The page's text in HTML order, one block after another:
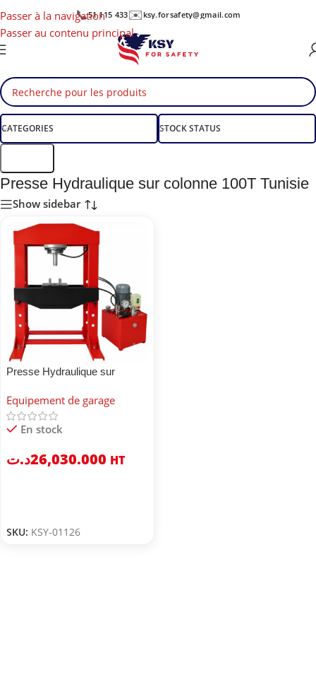
Passer à la navigation
Passer au contenu principal
📞51 115 433✉️ ksy.forsafety@gmail.com
CATEGORIES STOCK STATUS
Presse Hydraulique sur colonne 100T Tunisie
Show sidebar
Presse Hydraulique sur
Equipement de garage
En stock
26,030.000د.ت HT
SKU: KSY-01126